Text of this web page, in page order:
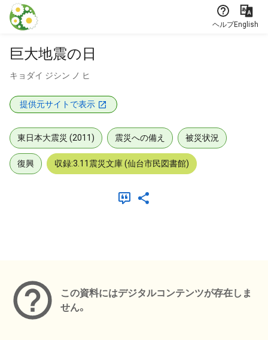
本文に飛ぶ
ヘルプEnglish
巨大地震の日
キョダイ ジシン ノ ヒ
提供元サイトで表示
東日本大震災 (2011) 震災への備え 被災状況
復興 収録:3.11震災文庫 (仙台市民図書館)
この資料にはデジタルコンテンツが存在しま
せん。